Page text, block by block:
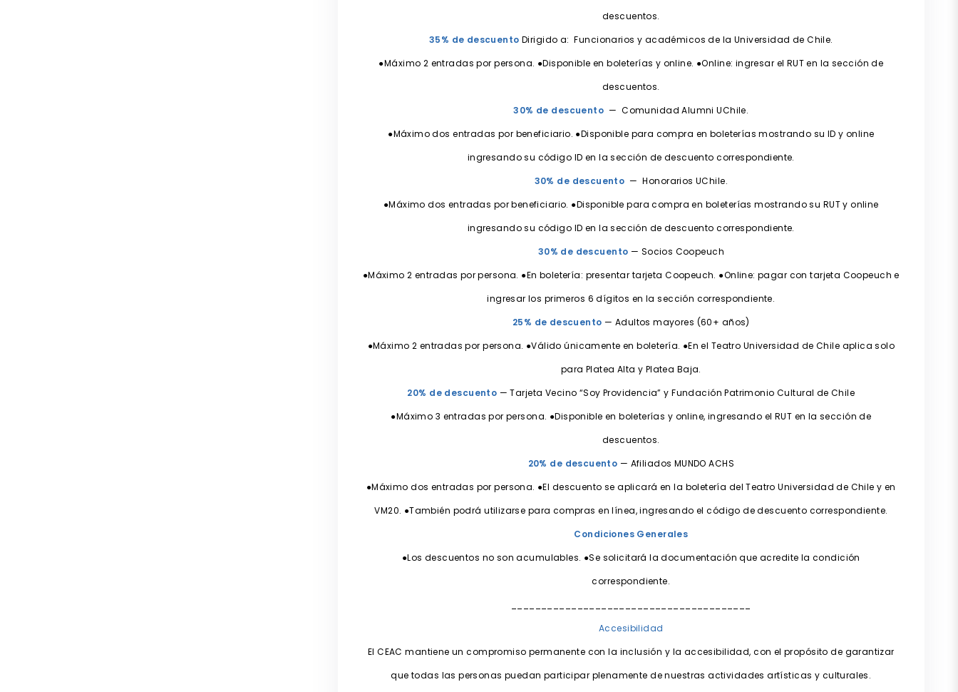
descuentos.
35% de descuento Dirigido a: Funcionarios y académicos de la Universidad de Chile.
●Máximo 2 entradas por persona. ●Disponible en boleterías y online. ●Online: ingresar el RUT en la sección de
descuentos.
30% de descuento — Comunidad Alumni UChile.
●Máximo dos entradas por beneficiario. ●Disponible para compra en boleterías mostrando su ID y online
ingresando su código ID en la sección de descuento correspondiente.
30% de descuento — Honorarios UChile.
●Máximo dos entradas por beneficiario. ●Disponible para compra en boleterías mostrando su RUT y online
ingresando su código ID en la sección de descuento correspondiente.
30% de descuento — Socios Coopeuch
●Máximo 2 entradas por persona. ●En boletería: presentar tarjeta Coopeuch. ●Online: pagar con tarjeta Coopeuch e
ingresar los primeros 6 dígitos en la sección correspondiente.
25% de descuento — Adultos mayores (60+ años)
●Máximo 2 entradas por persona. ●Válido únicamente en boletería. ●En el Teatro Universidad de Chile aplica solo
para Platea Alta y Platea Baja.
20% de descuento — Tarjeta Vecino “Soy Providencia” y Fundación Patrimonio Cultural de Chile
●Máximo 3 entradas por persona. ●Disponible en boleterías y online, ingresando el RUT en la sección de
descuentos.
20% de descuento — Afiliados MUNDO ACHS
●Máximo dos entradas por persona. ●El descuento se aplicará en la boletería del Teatro Universidad de Chile y en
VM20. ●También podrá utilizarse para compras en línea, ingresando el código de descuento correspondiente.
Condiciones Generales
●Los descuentos no son acumulables. ●Se solicitará la documentación que acredite la condición
correspondiente.
Accesibilidad
El CEAC mantiene un compromiso permanente con la inclusión y la accesibilidad, con el propósito de garantizar
que todas las personas puedan participar plenamente de nuestras actividades artísticas y culturales.